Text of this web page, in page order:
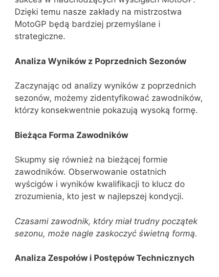
Dzięki temu nasze zakłady na mistrzostwa
MotoGP będą bardziej przemyślane i
strategiczne.
Analiza Wyników z Poprzednich Sezonów
Zaczynając od analizy wyników z poprzednich
sezonów, możemy zidentyfikować zawodników,
którzy konsekwentnie pokazują wysoką formę.
Bieżąca Forma Zawodników
Skupmy się również na bieżącej formie
zawodników. Obserwowanie ostatnich
wyścigów i wyników kwalifikacji to klucz do
zrozumienia, kto jest w najlepszej kondycji.
Czasami zawodnik, który miał trudny początek
sezonu, może nagle zaskoczyć świetną formą.
Analiza Zespołów i Postępów Technicznych